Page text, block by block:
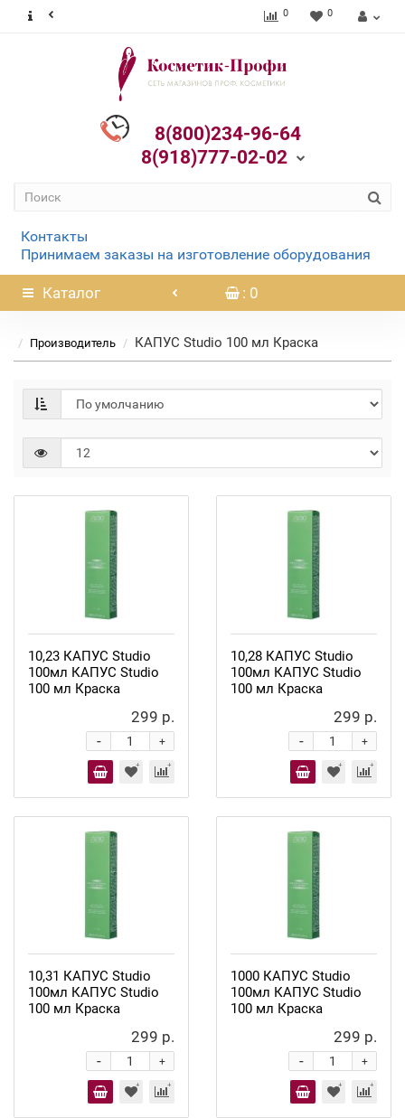
0 0
8(800)234-96-64
8(918)777-02-02
Контакты
Принимаем заказы на изготовление оборудования
Каталог : 0
Производитель КАПУС Studio 100 мл Краска
10,23 КАПУС Studio
100мл КАПУС Studio
100 мл Краска
299 р.
+
-
10,28 КАПУС Studio
100мл КАПУС Studio
100 мл Краска
299 р.
+
-
10,31 КАПУС Studio
100мл КАПУС Studio
100 мл Краска
299 р.
+
-
1000 КАПУС Studio
100мл КАПУС Studio
100 мл Краска
299 р.
+
-